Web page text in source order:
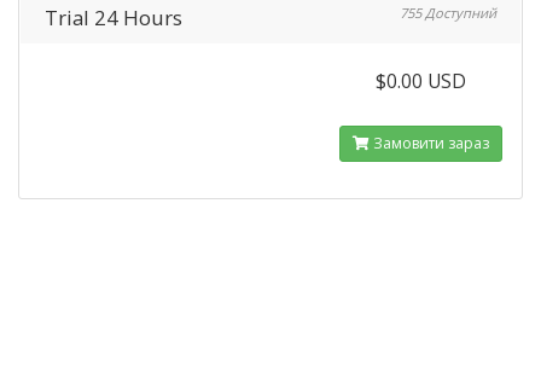
Trial 24 Hours 755 Доступний
$0.00 USD
Замовити зараз